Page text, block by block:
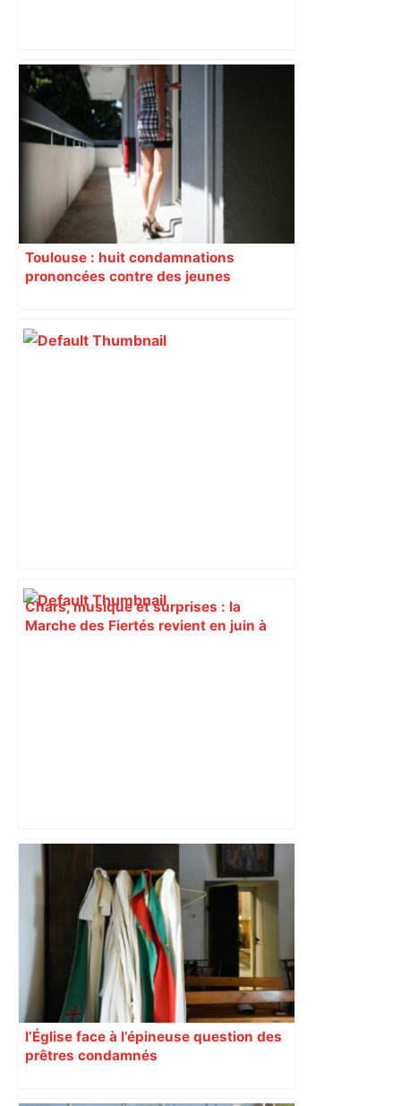
Près de Toulouse : dans cette zone
économique, un axe majeur va être
fermé en fin de soirée, voici les
déviations – Actu.fr
Toulouse : huit condamnations
prononcées contre des jeunes
Chars, musique et surprises : la
Marche des Fiertés revient en juin à
Bilan du marché du logement neuf :
une lueur d'espoir pour l'immobilier à
Toulouse ? – Actu.fr
l’Église face à l’épineuse question des
prêtres condamnés